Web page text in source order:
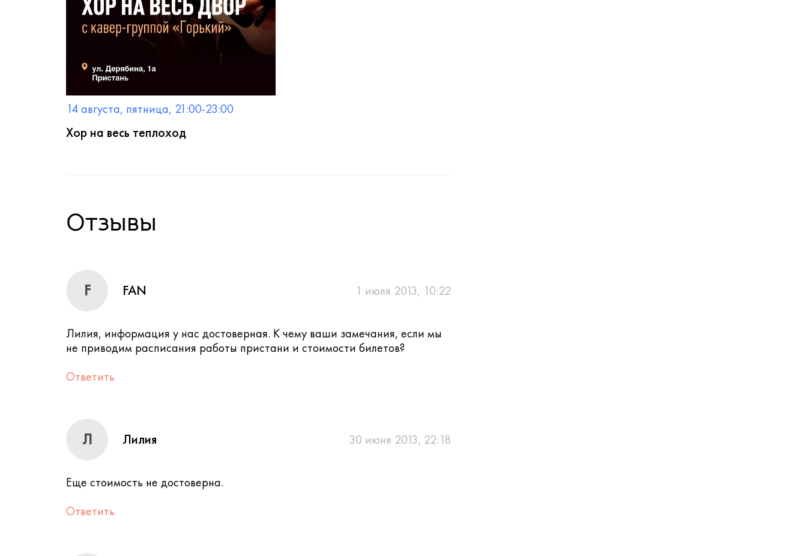
14 августа, пятница, 21:00-23:00
Хор на весь теплоход
Отзывы
F FAN 1 июля 2013, 10:22
Лилия, информация у нас достоверная. К чему ваши замечания, если мы
не приводим расписания работы пристани и стоимости билетов?
Ответить
Л Лилия 30 июня 2013, 22:18
Еще стоимость не достоверна.
Ответить